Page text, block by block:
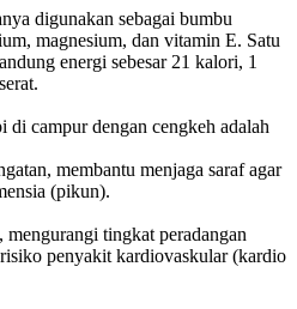
digunakan sebagai bumbu
magnesium, dan vitamin E. Satu
energi sebesar 21 kalori, 1
campur dengan cengkeh adalah
membantu menjaga saraf agar
(pikun).
tingkat peradangan
penyakit kardiovaskular (kardio